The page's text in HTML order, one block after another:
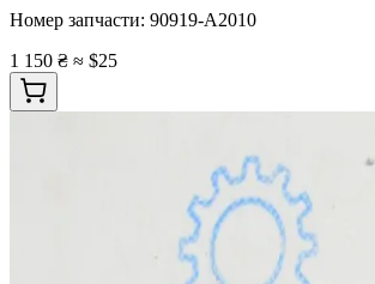
Номер запчасти: 90919-A2010
1 150 ₴ ≈ $25